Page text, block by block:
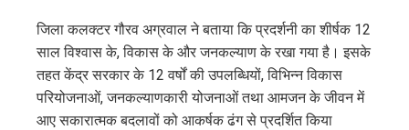
जिला कलक्टर गौरव अग्रवाल ने बताया कि प्रदर्शनी का शीर्षक 12
साल विश्वास के, विकास के और जनकल्याण के रखा गया है। इसके
तहत केंद्र सरकार के 12 वर्षों की उपलब्धियों, विभिन्न विकास
परियोजनाओं, जनकल्याणकारी योजनाओं तथा आमजन के जीवन में
आए सकारात्मक बदलावों को आकर्षक ढंग से प्रदर्शित किया